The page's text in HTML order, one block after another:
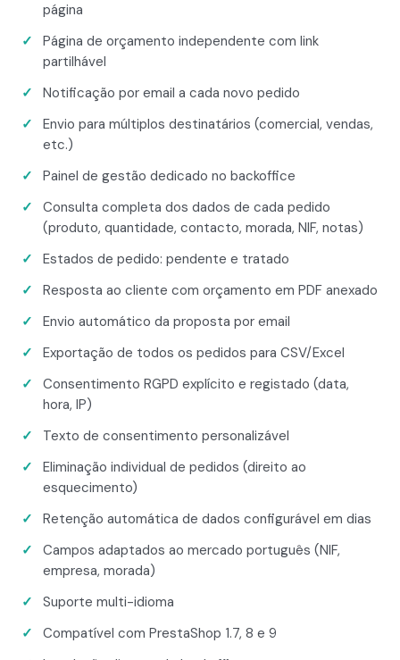
página
Página de orçamento independente com link
partilhável
Notificação por email a cada novo pedido
Envio para múltiplos destinatários (comercial, vendas,
etc.)
Painel de gestão dedicado no backoffice
Consulta completa dos dados de cada pedido
(produto, quantidade, contacto, morada, NIF, notas)
Estados de pedido: pendente e tratado
Resposta ao cliente com orçamento em PDF anexado
Envio automático da proposta por email
Exportação de todos os pedidos para CSV/Excel
Consentimento RGPD explícito e registado (data,
hora, IP)
Texto de consentimento personalizável
Eliminação individual de pedidos (direito ao
esquecimento)
Retenção automática de dados configurável em dias
Campos adaptados ao mercado português (NIF,
empresa, morada)
Suporte multi-idioma
Compatível com PrestaShop 1.7, 8 e 9